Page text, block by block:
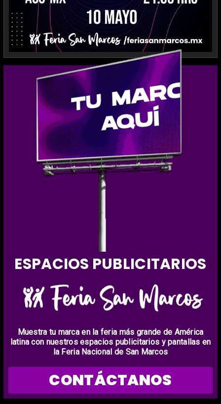
ESPACIOS PUBLICITARIOS
Muestra tu marca en la feria más grande de América
latina con nuestros espacios publicitarios y pantallas en
la Feria Nacional de San Marcos
CONTÁCTANOS